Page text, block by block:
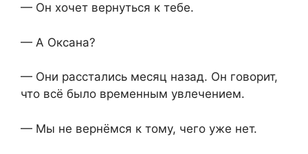
— Он хочет вернуться к тебе.
— А Оксана?
— Они расстались месяц назад. Он говорит,
что всё было временным увлечением.
— Мы не вернёмся к тому, чего уже нет.